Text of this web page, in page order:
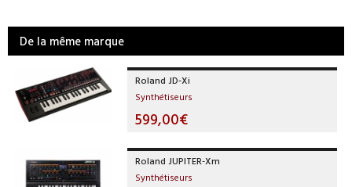
De la même marque
Roland JD-Xi
Synthétiseurs
599,00€
Roland JUPITER-Xm
Synthétiseurs